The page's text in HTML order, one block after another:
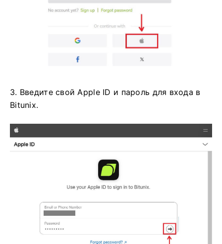
3. Введите свой Apple ID и пароль для входа в
Bitunix.